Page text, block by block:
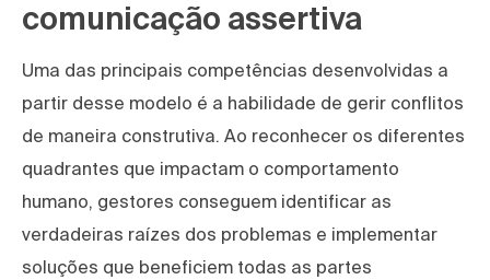
comunicação assertiva
Uma das principais competências desenvolvidas a
partir desse modelo é a habilidade de gerir conflitos
de maneira construtiva. Ao reconhecer os diferentes
quadrantes que impactam o comportamento
humano, gestores conseguem identificar as
verdadeiras raízes dos problemas e implementar
soluções que beneficiem todas as partes